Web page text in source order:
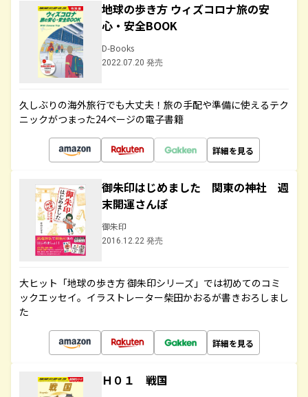
地球の歩き方 ウィズコロナ旅の安
心・安全BOOK
D-Books
2022.07.20 発売
久しぶりの海外旅行でも大丈夫！旅の手配や準備に使えるテク
ニックがつまった24ページの電子書籍
詳細を見る
御朱印はじめました 関東の神社 週
末開運さんぽ
御朱印
2016.12.22 発売
大ヒット「地球の歩き方 御朱印シリーズ」では初めてのコミ
ックエッセイ。イラストレーター柴田かおるが書きおろしまし
た
詳細を見る
Ｈ０１ 戦国